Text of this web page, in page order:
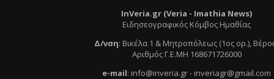
InVeria.gr (Veria - Ιmathia News)
Ειδησεογραφικός Κόμβος Ημαθίας
Δ/νση: Βικέλα 1 & Μητροπόλεως (1ος ορ.),
Αριθμός Γ.Ε.ΜΗ 168671726000
e-mail: info@inveria.gr- inveriagr@gmail.com